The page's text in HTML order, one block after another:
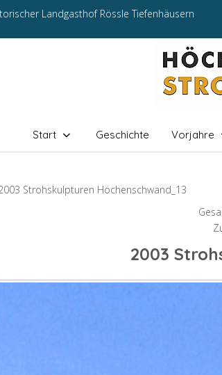
Landgasthof Rössle Tiefenhäusern
Start Geschichte Vorjahre
Strohskulpturen Höchenschwand_13
2003